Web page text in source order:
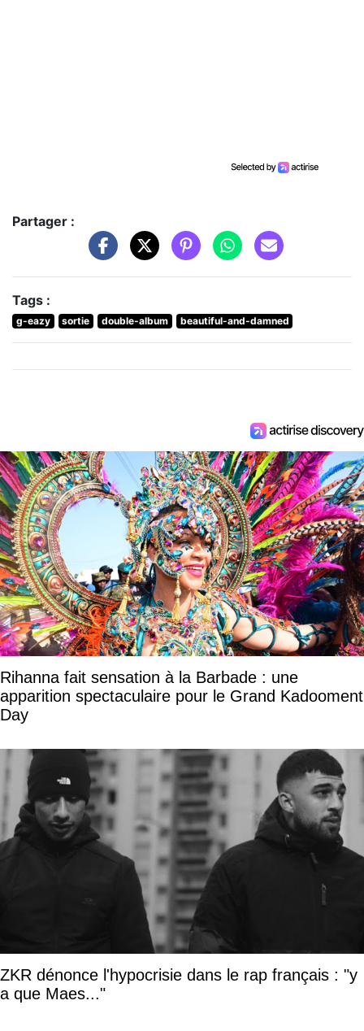
Partager :
Tags :
g-eazy sortie double-album beautiful-and-damned
Rihanna fait sensation à la Barbade : une
apparition spectaculaire pour le Grand Kadooment
Day
ZKR dénonce l'hypocrisie dans le rap français : "y
a que Maes..."